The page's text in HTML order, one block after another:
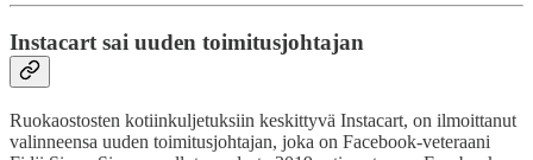
Instacart sai uuden toimitusjohtajan
Ruokaostosten kotiinkuljetuksiin keskittyvä Instacart, on ilmoittanut
valinneensa uuden toimitusjohtajan, joka on Facebook-veteraani